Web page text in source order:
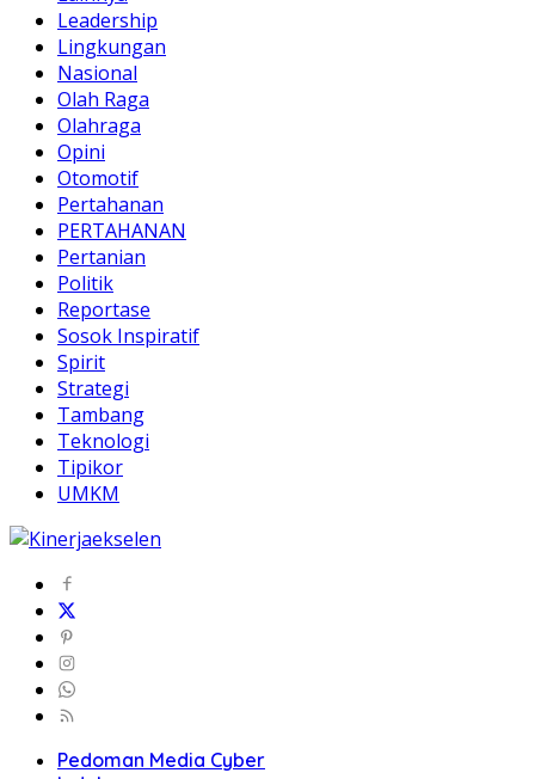
Leadership
Lingkungan
Nasional
Olah Raga
Olahraga
Opini
Otomotif
Pertahanan
PERTAHANAN
Pertanian
Politik
Reportase
Sosok Inspiratif
Spirit
Strategi
Tambang
Teknologi
Tipikor
UMKM
Pedoman Media Cyber